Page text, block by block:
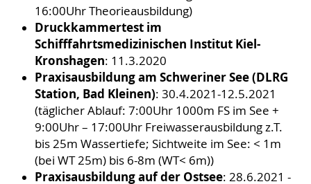
16:00Uhr Theorieausbildung)
Druckkammertest im
Schifffahrtsmedizinischen Institut Kiel-
Kronshagen: 11.3.2020
Praxisausbildung am Schweriner See (DLRG
Station, Bad Kleinen): 30.4.2021-12.5.2021
(täglicher Ablauf: 7:00Uhr 1000m FS im See +
9:00Uhr – 17:00Uhr Freiwasserausbildung z.T.
bis 25m Wassertiefe; Sichtweite im See: < 1m
(bei WT 25m) bis 6-8m (WT< 6m))
Praxisausbildung auf der Ostsee: 28.6.2021 -